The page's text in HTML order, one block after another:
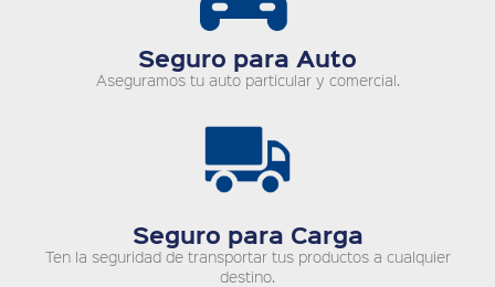
Seguro para Auto
Aseguramos tu auto particular y comercial.
Seguro para Carga
Ten la seguridad de transportar tus productos a cualquier
destino.